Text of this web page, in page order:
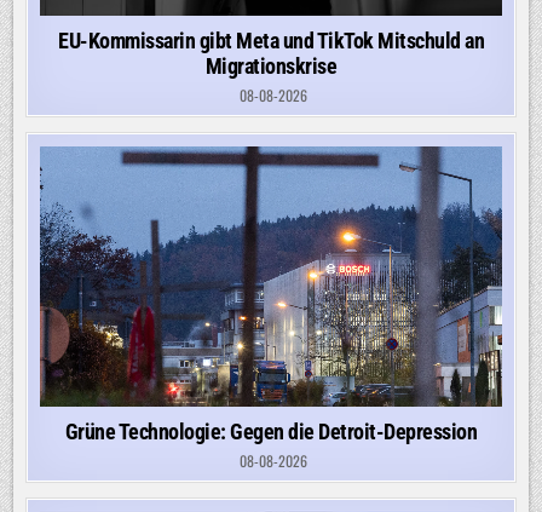
EU-Kommissarin gibt Meta und TikTok Mitschuld an
Migrationskrise
08-08-2026
Grüne Technologie: Gegen die Detroit-Depression
08-08-2026